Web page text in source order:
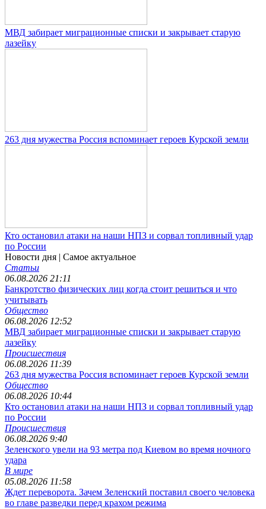
МВД забирает миграционные списки и закрывает старую
лазейку
263 дня мужества Россия вспоминает героев Курской земли
Кто остановил атаки на наши НПЗ и сорвал топливный удар
по России
Новости дня | Самое актуальное
Статьи
06.08.2026 21:11
Банкротство физических лиц когда стоит решиться и что
учитывать
Общество
06.08.2026 12:52
МВД забирает миграционные списки и закрывает старую
лазейку
Происшествия
06.08.2026 11:39
263 дня мужества Россия вспоминает героев Курской земли
Общество
06.08.2026 10:44
Кто остановил атаки на наши НПЗ и сорвал топливный удар
по России
Происшествия
06.08.2026 9:40
Зеленского увели на 93 метра под Киевом во время ночного
удара
В мире
05.08.2026 11:58
Ждет переворота. Зачем Зеленский поставил своего человека
во главе разведки перед крахом режима